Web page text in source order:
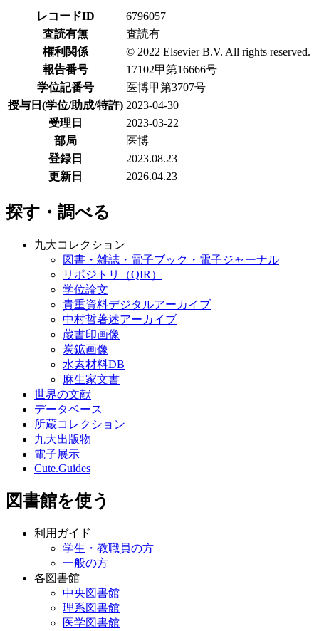
レコードID
6796057
査読有無
査読有
権利関係
© 2022 Elsevier B.V. All rights reserved.
報告番号
17102甲第16666号
学位記番号
医博甲第3707号
授与日(学位/助成/特許) 2023-04-30
受理日
2023-03-22
部局
医博
登録日
2023.08.23
更新日
2026.04.23
探す・調べる
九大コレクション
図書・雑誌・電子ブック・電子ジャーナル
リポジトリ（QIR）
学位論文
貴重資料デジタルアーカイブ
中村哲著述アーカイブ
蔵書印画像
炭鉱画像
水素材料DB
麻生家文書
世界の文献
データベース
所蔵コレクション
九大出版物
電子展示
Cute.Guides
図書館を使う
利用ガイド
学生・教職員の方
一般の方
各図書館
中央図書館
理系図書館
医学図書館